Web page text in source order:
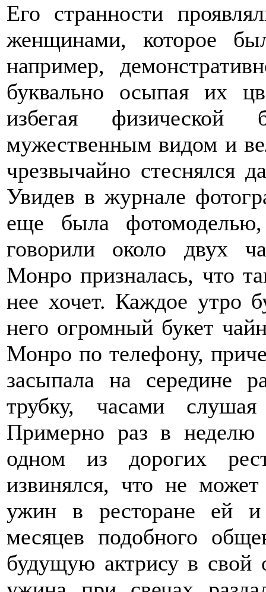
Его странности
женщинами, которое
например,
буквально осыпая их
избегая физической
мужественным видом и
чрезвычайно стеснялся
Увидев в журнале
еще была
говорили около двух
Монро призналась, что
нее хочет. Каждое утро
него огромный букет
Монро по телефону,
засыпала на середине
трубку, часами
Примерно раз в неделю
одном из дорогих
извинялся, что не
ужин в ресторане ей и
месяцев подобного
будущую актрису в свой